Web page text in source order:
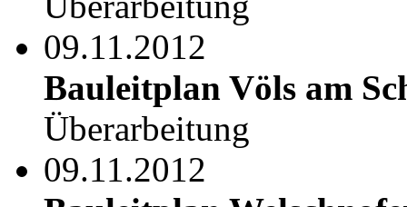
09.11.2012
Bauleitplan Völs am
Überarbeitung
09.11.2012